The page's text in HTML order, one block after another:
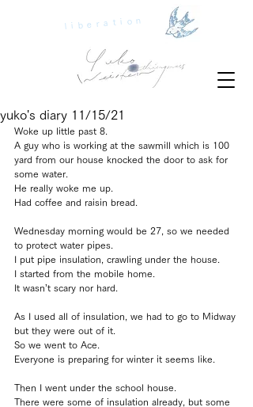
liberation
yuko's diary 11/15/21
Woke up little past 8.
A guy who is working at the sawmill which is 100
yard from our house knocked the door to ask for
some water.
He really woke me up.
Had coffee and raisin bread.
Wednesday morning would be 27, so we needed
to protect water pipes.
I put pipe insulation, crawling under the house.
I started from the mobile home.
It wasn’t scary nor hard.
As I used all of insulation, we had to go to Midway
but they were out of it.
So we went to Ace.
Everyone is preparing for winter it seems like.
Then I went under the school house.
There were some of insulation already, but some